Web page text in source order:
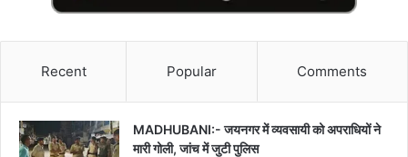
Recent Popular Comments
MADHUBANI:- जयनगर में व्यवसायी को अपराधियों ने
मारी गोली, जांच में जुटी पुलिस